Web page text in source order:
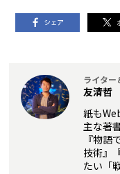
ライター
友清哲
紙も
主な著
『物語
技術』
たい「